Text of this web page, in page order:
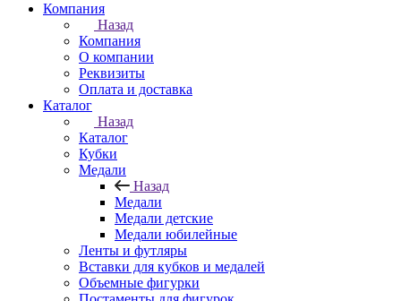
Компания
Назад
Компания
О компании
Реквизиты
Оплата и доставка
Каталог
Назад
Каталог
Кубки
Медали
Назад
Медали
Медали детские
Медали юбилейные
Ленты и футляры
Вставки для кубков и медалей
Объемные фигурки